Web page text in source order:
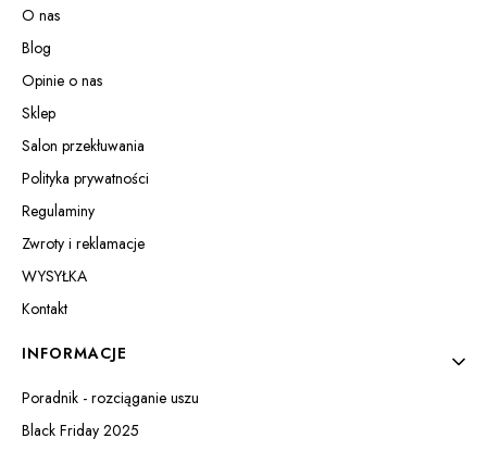
O nas
Blog
Opinie o nas
Sklep
Salon przekłuwania
Polityka prywatności
Regulaminy
Zwroty i reklamacje
WYSYŁKA
Kontakt
INFORMACJE
Poradnik - rozciąganie uszu
Black Friday 2025